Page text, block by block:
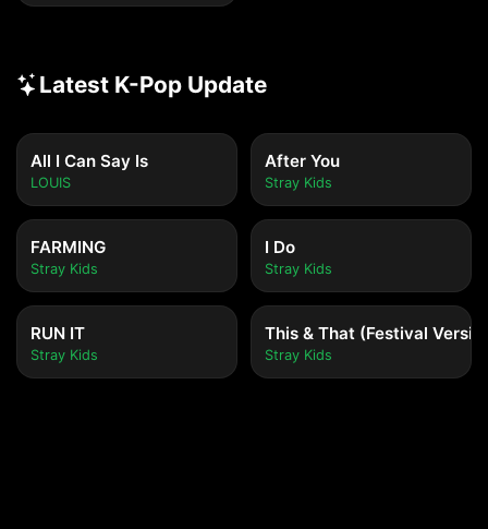
Latest K-Pop Update
All I Can Say Is
LOUIS
After You
Stray Kids
FARMING
Stray Kids
I Do
Stray Kids
RUN IT
Stray Kids
This & That (Festival
Stray Kids